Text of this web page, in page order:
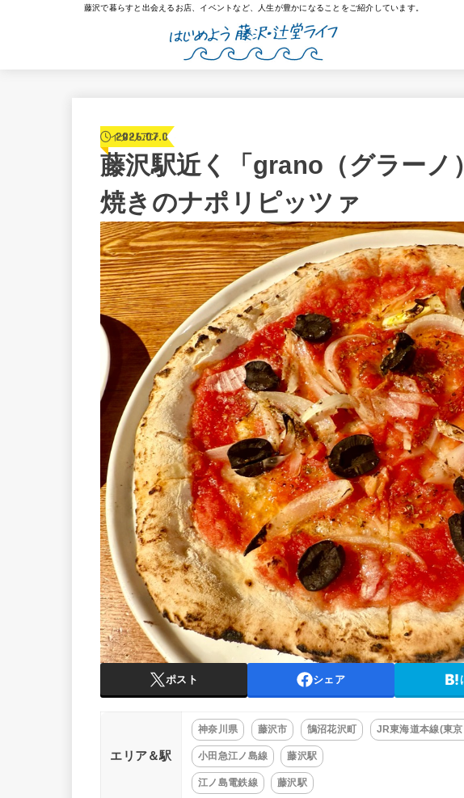
藤沢で暮らすと出会えるお店、イベントなど、人生が豊かになることをご紹介しています。
イタリアン
2026.07.05
藤沢駅近く「grano（グラーノ
焼きのナポリピッツァ
ポスト シェア
エリア＆駅
神奈川県 藤沢市 鵠沼花沢町 JR東海道本線(東
小田急江ノ島線 藤沢駅
江ノ島電鉄線 藤沢駅